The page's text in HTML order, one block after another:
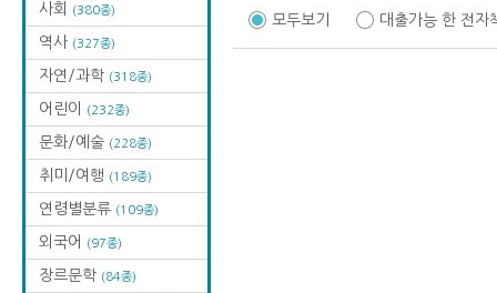
사회 (380종)
역사 (327종)
자연/과학 (318종)
어린이 (232종)
문화/예술 (228종)
취미/여행 (189종)
연령별분류 (109종)
외국어 (97종)
장르문학 (84종)
모두보기 대출가능 한 전자